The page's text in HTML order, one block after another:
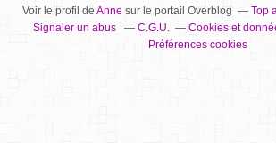
Voir le profil de Annesur le portail Overblog Top
Signaler un abus
C.G.U.
Cookies et
Préférences cookies